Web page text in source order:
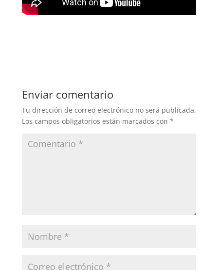
Enviar comentario
Tu dirección de correo electrónico no será publicada.
Los campos obligatorios están marcados con *